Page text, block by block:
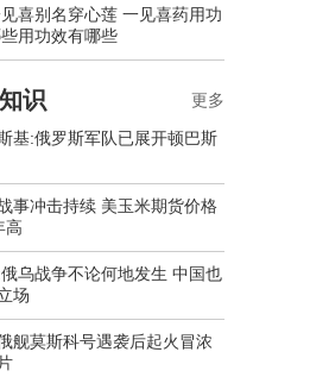
喜别名穿心莲 一见喜药用功
用功效有哪些
识
基:俄罗斯军队已展开顿巴斯
事冲击持续 美玉米期货价格
高
乌战争不论何地发生 中国也
场
舰莫斯科号遇袭后起火冒浓
更多